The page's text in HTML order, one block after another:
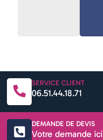
SERVICE CLIENT
06.51.44.18.71
DEMANDE DE DEVIS
Votre demande ici